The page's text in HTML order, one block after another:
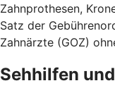
Zahnprothesen,
Satz der
Zahnärzte (GOZ)
Sehhilfen